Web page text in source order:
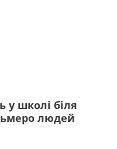
у школі біля
людей